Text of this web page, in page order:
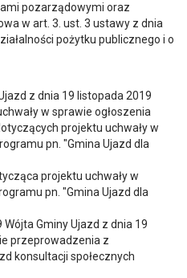
pozarządowymi oraz
w art. 3. ust. 3 ustawy z dnia
pożytku publicznego i o
z dnia 19 listopada 2019
w sprawie ogłoszenia
projektu uchwały w
pn. "Gmina Ujazd dla
projektu uchwały w
pn. "Gmina Ujazd dla
Gminy Ujazd z dnia 19
przeprowadzenia z
konsultacji społecznych